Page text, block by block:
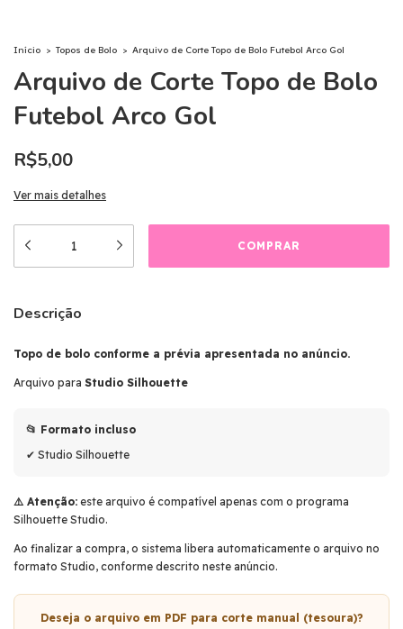
Início > Topos de Bolo > Arquivo de Corte Topo de Bolo Futebol Arco Gol
Arquivo de Corte Topo de Bolo
Futebol Arco Gol
R$5,00
Ver mais detalhes
Descrição
Topo de bolo conforme a prévia apresentada no anúncio.
Arquivo para Studio Silhouette
📂 Formato incluso
✔ Studio Silhouette
⚠️ Atenção: este arquivo é compatível apenas com o programa
Silhouette Studio.
Ao finalizar a compra, o sistema libera automaticamente o arquivo no
formato Studio, conforme descrito neste anúncio.
Deseja o arquivo em PDF para corte manual (tesoura)?